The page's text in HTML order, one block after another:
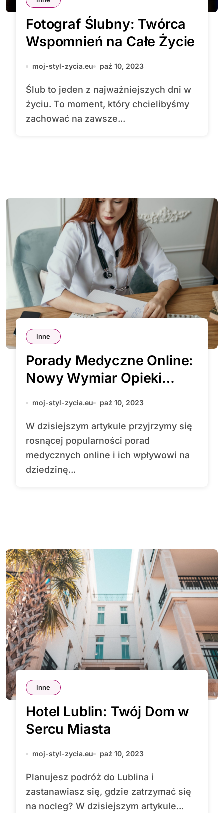
Fotograf Ślubny: Twórca
Wspomnień na Całe Życie
moj-styl-zycia.eu paź 10, 2023
Ślub to jeden z najważniejszych dni w
życiu. To moment, który chcielibyśmy
zachować na zawsze...
Inne
Porady Medyczne Online:
Nowy Wymiar Opieki
Zdrowotnej
moj-styl-zycia.eu paź 10, 2023
W dzisiejszym artykule przyjrzymy się
rosnącej popularności porad
medycznych online i ich wpływowi na
dziedzinę...
Inne
Hotel Lublin: Twój Dom w
Sercu Miasta
moj-styl-zycia.eu paź 10, 2023
Planujesz podróż do Lublina i
zastanawiasz się, gdzie zatrzymać się
na nocleg? W dzisiejszym artykule...